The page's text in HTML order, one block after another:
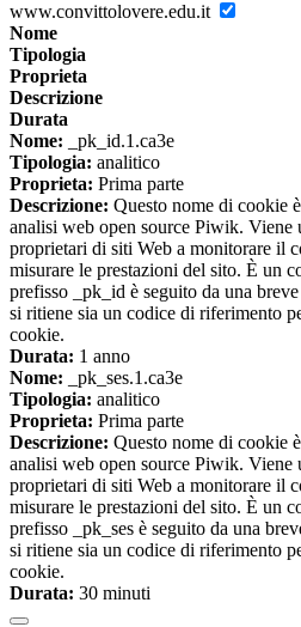
www.convittolovere.edu.it
Nome
Tipologia
Proprieta
Descrizione
Durata
Nome: _pk_id.1.ca3e
Tipologia: analitico
Proprieta: Prima parte
Descrizione: Questo nome di cookie
analisi web open source Piwik. Viene
proprietari di siti Web a monitorare il
misurare le prestazioni del sito. È un
prefisso _pk_id è seguito da una
si ritiene sia un codice di riferimento
cookie.
Durata: 1 anno
Nome: _pk_ses.1.ca3e
Tipologia: analitico
Proprieta: Prima parte
Descrizione: Questo nome di cookie
analisi web open source Piwik. Viene
proprietari di siti Web a monitorare il
misurare le prestazioni del sito. È un
prefisso _pk_ses è seguito da una
si ritiene sia un codice di riferimento
cookie.
Durata: 30 minuti